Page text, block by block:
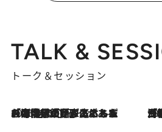
TALK &
トーク＆セッション
2026.8.3
「今後値上げがあるとすれば…」「リスクがあるのは今年の冬」エネルギー専門家が語る、ホルムズ海峡封鎖が家庭にもたらす“ある心配” 「住宅建てられない…」「